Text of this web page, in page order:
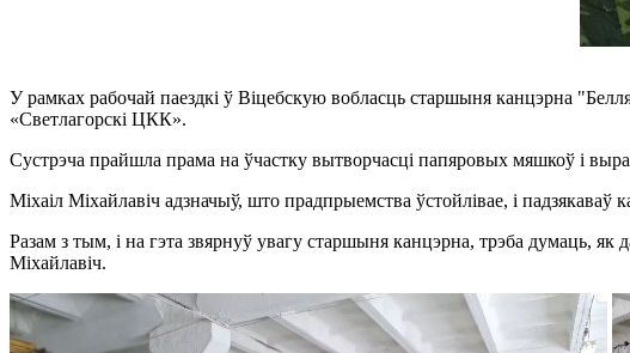
У рамках рабочай паездкі ў Віцебскую вобласць старшыня канцэрна
«Светлагорскі ЦКК».
Сустрэча прайшла прама на ўчастку вытворчасці папяровых мяшкоў і
Міхаіл Міхайлавіч адзначыў, што прадпрыемства ўстойлівае, і падзякаваў
Разам з тым, і на гэта звярнуў увагу старшыня канцэрна, трэба думаць, як
Міхайлавіч.